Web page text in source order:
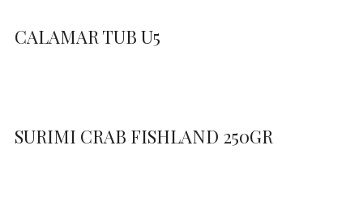
CALAMAR TUB U5
SURIMI CRAB FISHLAND 250GR